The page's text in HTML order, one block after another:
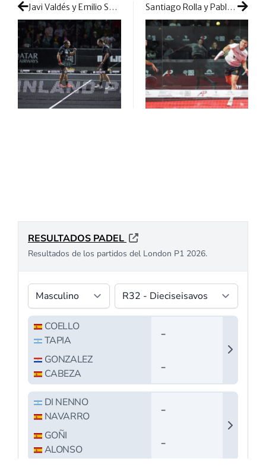
Javi Valdés y Emilio Sánchez hurgan en la falta de continuidad de Bela y Tello Santiago Rolla y Pablo Barrera avanzan en La Rioja con el sufrimiento como gran aliado